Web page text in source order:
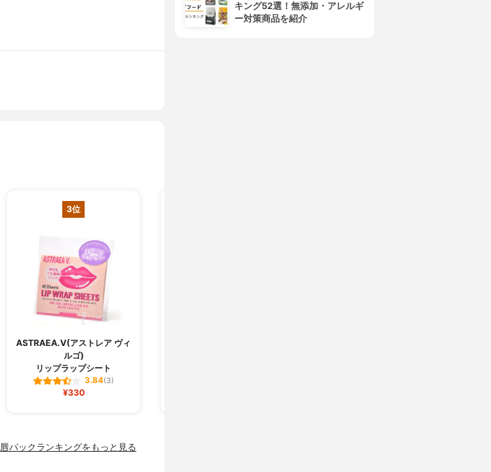
3位
ASTRAEA.V(アストレア ヴィ
ルゴ)
リップラップシート
3.84(3)
¥330
唇パックランキングをもっと見る
キング52選！無添加・アレルギ
ー対策商品を紹介